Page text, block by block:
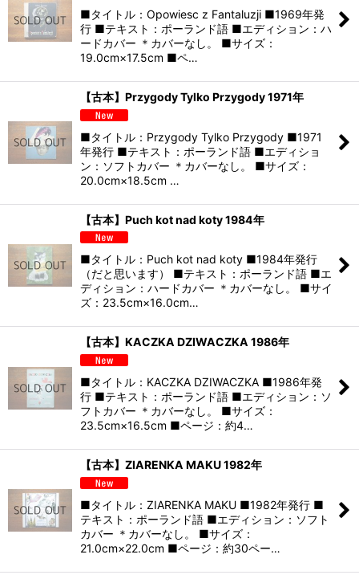
■タイトル：Opowiesc z Fantaluzji ■1969年発
行 ■テキスト：ポーランド語 ■エディション：ハ
ードカバー ＊カバーなし。 ■サイズ：
19.0cm×17.5cm ■ペ…
【古本】Przygody Tylko Przygody 1971年
■タイトル：Przygody Tylko Przygody ■1971
年発行 ■テキスト：ポーランド語 ■エディショ
ン：ソフトカバー ＊カバーなし。 ■サイズ：
20.0cm×18.5cm …
【古本】Puch kot nad koty 1984年
■タイトル：Puch kot nad koty ■1984年発行
（だと思います） ■テキスト：ポーランド語 ■エ
ディション：ハードカバー ＊カバーなし。 ■サイ
ズ：23.5cm×16.0cm…
【古本】KACZKA DZIWACZKA 1986年
■タイトル：KACZKA DZIWACZKA ■1986年発
行 ■テキスト：ポーランド語 ■エディション：ソ
フトカバー ＊カバーなし。 ■サイズ：
23.5cm×16.5cm ■ページ：約4…
【古本】ZIARENKA MAKU 1982年
■タイトル：ZIARENKA MAKU ■1982年発行 ■
テキスト：ポーランド語 ■エディション：ソフト
カバー ＊カバーなし。 ■サイズ：
21.0cm×22.0cm ■ページ：約30ペー…